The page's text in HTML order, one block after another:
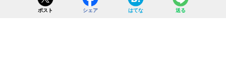
ポスト シェア はてな 送る